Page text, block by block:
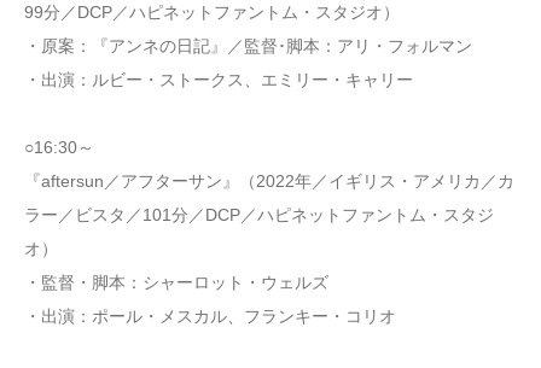
99分／DCP／ハピネットファントム・スタジオ）
・原案：『アンネの日記』／監督･脚本：アリ・フォルマン
・出演：ルビー・ストークス、エミリー・キャリー
○16:30～
『aftersun／アフターサン』（2022年／イギリス・アメリカ／カ
ラー／ビスタ／101分／DCP／ハピネットファントム・スタジ
オ）
・監督・脚本：シャーロット・ウェルズ
・出演：ポール・メスカル、フランキー・コリオ